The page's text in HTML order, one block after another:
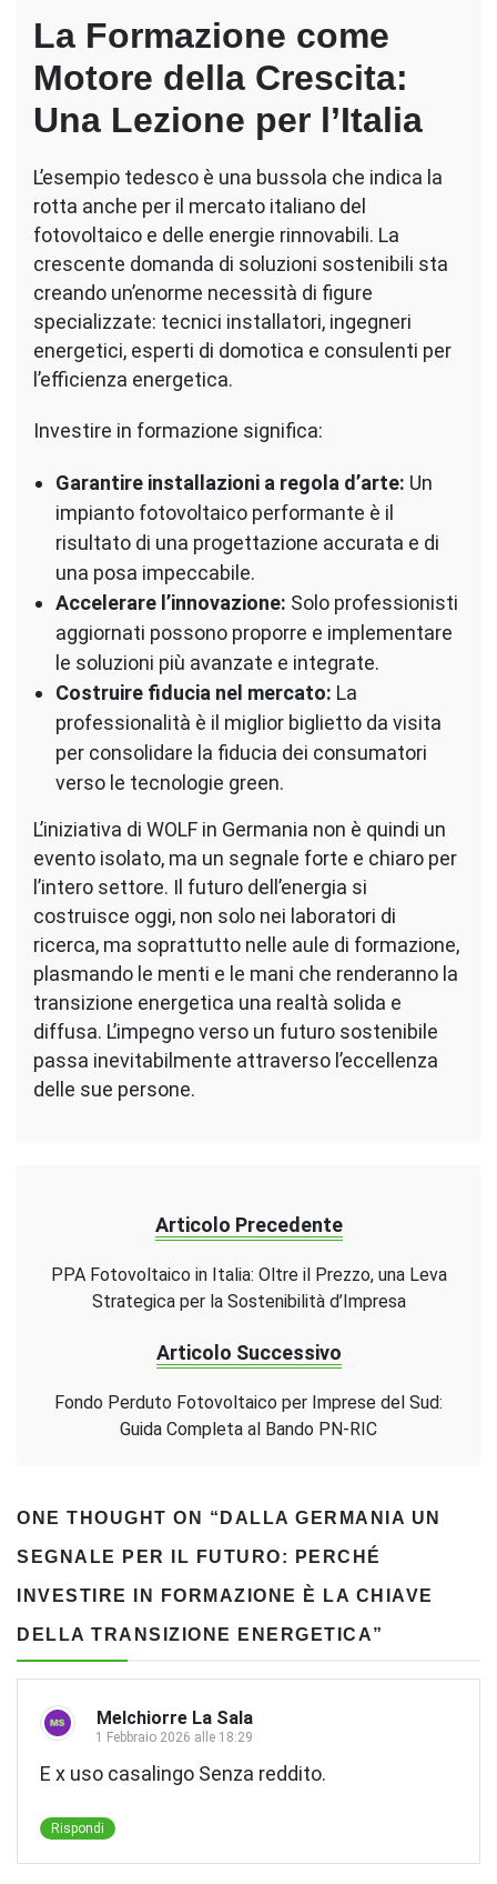
La Formazione come
Motore della Crescita:
Una Lezione per l’Italia
L’esempio tedesco è una bussola che indica la
rotta anche per il mercato italiano del
fotovoltaico e delle energie rinnovabili. La
crescente domanda di soluzioni sostenibili sta
creando un’enorme necessità di figure
specializzate: tecnici installatori, ingegneri
energetici, esperti di domotica e consulenti per
l’efficienza energetica.
Investire in formazione significa:
Garantire installazioni a regola d’arte: Un
impianto fotovoltaico performante è il
risultato di una progettazione accurata e di
una posa impeccabile.
Accelerare l’innovazione: Solo professionisti
aggiornati possono proporre e implementare
le soluzioni più avanzate e integrate.
Costruire fiducia nel mercato: La
professionalità è il miglior biglietto da visita
per consolidare la fiducia dei consumatori
verso le tecnologie green.
L’iniziativa di WOLF in Germania non è quindi un
evento isolato, ma un segnale forte e chiaro per
l’intero settore. Il futuro dell’energia si
costruisce oggi, non solo nei laboratori di
ricerca, ma soprattutto nelle aule di formazione,
plasmando le menti e le mani che renderanno la
transizione energetica una realtà solida e
diffusa. L’impegno verso un futuro sostenibile
passa inevitabilmente attraverso l’eccellenza
delle sue persone.
Articolo Precedente
PPA Fotovoltaico in Italia: Oltre il Prezzo, una Leva
Strategica per la Sostenibilità d’Impresa
Articolo Successivo
Fondo Perduto Fotovoltaico per Imprese del Sud:
Guida Completa al Bando PN-RIC
ONE THOUGHT ON “ DALLA GERMANIA UN
SEGNALE PER IL FUTURO: PERCHÉ
INVESTIRE IN FORMAZIONE È LA CHIAVE
DELLA TRANSIZIONE ENERGETICA”
Melchiorre La Sala
1 Febbraio 2026 alle 18:29
E x uso casalingo Senza reddito.
Rispondi